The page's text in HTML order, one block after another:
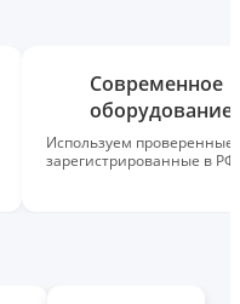
Современное
оборудование
Используем проверенные,
зарегистрированные в